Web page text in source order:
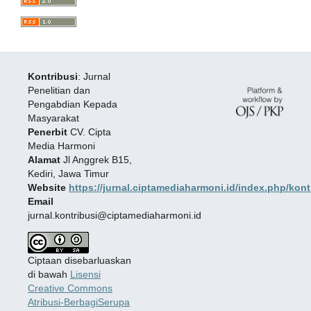
Kontribusi: Jurnal
Penelitian dan
Pengabdian Kepada
Masyarakat
PenerbitCV. Cipta
Media Harmoni
AlamatJl Anggrek B15,
Kediri, Jawa Timur
Website https://jurnal.ciptamediaharmoni.id/index.php/
Email
jurnal.kontribusi@ciptamediaharmoni.id
Ciptaan disebarluaskan
di bawah Lisensi
Creative Commons
Atribusi-BerbagiSerupa